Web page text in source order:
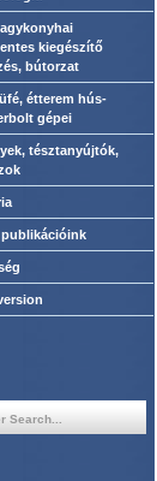
kiegészítő
bútorzat
étterem hús-
gépei
tésztanyújtók,
publikációink